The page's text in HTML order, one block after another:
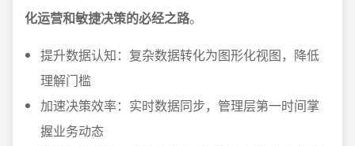
化运营和敏捷决策的必经之路。
提升数据认知：复杂数据转化为图形化视图，降低
理解门槛
加速决策效率：实时数据同步，管理层第一时间掌
握业务动态